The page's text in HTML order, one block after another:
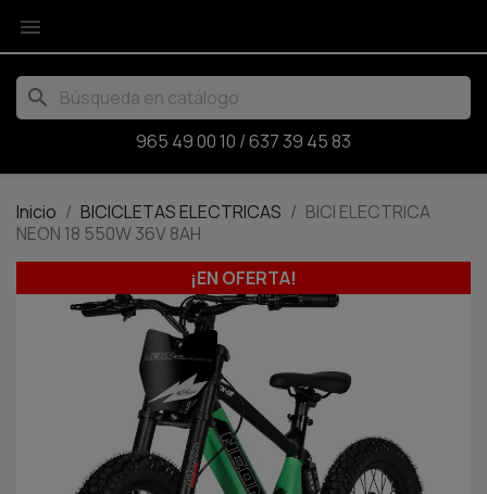

search
965 49 00 10 /637 39 45 83
Inicio BICICLETAS ELECTRICAS
BICI ELECTRICA
NEON 18 550W 36V 8AH
¡EN OFERTA!